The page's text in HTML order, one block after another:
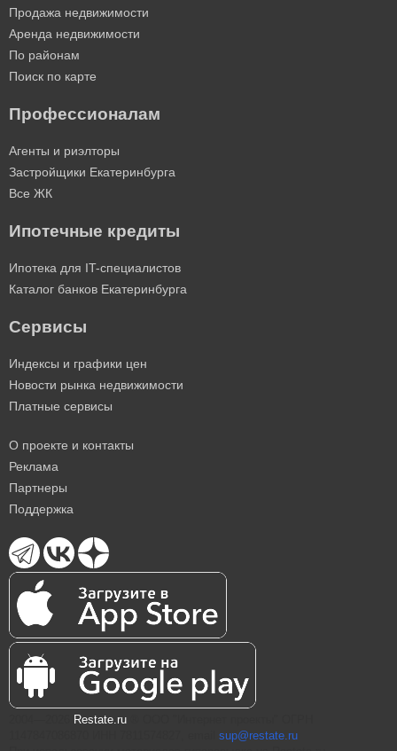
Продажа недвижимости
Аренда недвижимости
По районам
Поиск по карте
Профессионалам
Агенты и риэлторы
Застройщики Екатеринбурга
Все ЖК
Ипотечные кредиты
Ипотека для IT-специалистов
Каталог банков Екатеринбурга
Сервисы
Индексы и графики цен
Новости рынка недвижимости
Платные сервисы
О проекте и контакты
Реклама
Партнеры
Поддержка
Restate.ru
sup@restate.ru